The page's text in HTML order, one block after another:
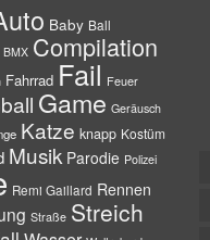
Baby Ball
BMX Compilation
Fahrrad Fail Feuer
Game Geräusch
Katze knapp Kostüm
Musik Parodie Polizei
Remi Gaillard Rennen
Straße Streich